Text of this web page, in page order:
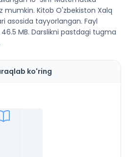
mumkin. Kitob O'zbekiston Xalq
asosida tayyorlangan. Fayl
MB. Darslikni pastdagi tugma
ko'ring